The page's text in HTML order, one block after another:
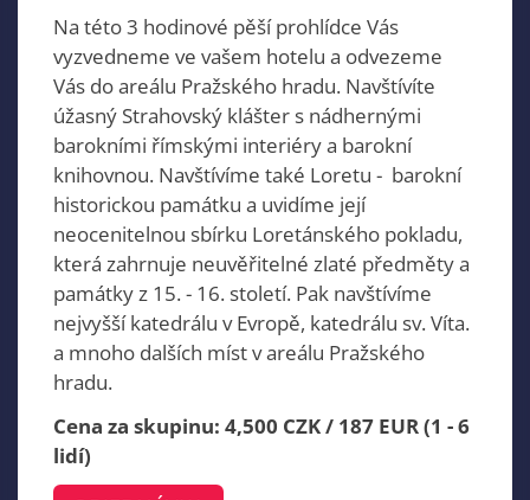
Na této 3 hodinové pěší prohlídce Vás
vyzvedneme ve vašem hotelu a odvezeme
Vás do areálu Pražského hradu. Navštívíte
úžasný Strahovský klášter s nádhernými
barokními římskými interiéry a barokní
knihovnou. Navštívíme také Loretu - barokní
historickou památku a uvidíme její
neocenitelnou sbírku Loretánského pokladu,
která zahrnuje neuvěřitelné zlaté předměty a
památky z 15. - 16. století. Pak navštívíme
nejvyšší katedrálu v Evropě, katedrálu sv. Víta.
a mnoho dalších míst v areálu Pražského
hradu.
Cena za skupinu: 4,500 CZK / 187 EUR (1 - 6
lidí)